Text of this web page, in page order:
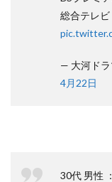
総合テレ
— 大河ドラ
4月22日
30代 男性 ：